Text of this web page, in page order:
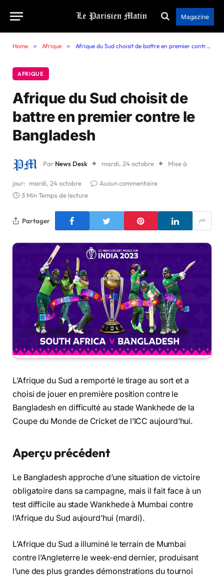
Magazine
Home » Afrique » Afrique du Sud choisit de battre en premier contre le Bangladesh
AFRIQUE
Afrique du Sud choisit de
battre en premier contre le
Bangladesh
Par News Desk mardi, 24 octobre Mise à
jour: mardi, 24 octobre
Aucun commentaire
3 Min Temps de lecture
Partager
L’Afrique du Sud a remporté le tirage au sort et a
choisi de jouer en première position contre le
Bangladesh en difficulté au stade Wankhede de la
Coupe du Monde de Cricket de l’ICC aujourd’hui.
Aperçu précédent
Le Bangladesh approche d’une situation de victoire
obligatoire dans sa campagne, mais il fait face à un
test difficile au stade Wankhede à Mumbai contre
l’Afrique du Sud aujourd’hui (mardi).
L’Afrique du Sud a illuminé le terrain de Mumbai
contre l’Angleterre le week-end dernier, produisant
l’une des plus grandes démonstrations du tournoi